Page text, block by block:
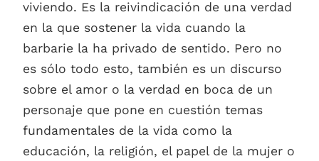
viviendo. Es la reivindicación de una verdad
en la que sostener la vida cuando la
barbarie la ha privado de sentido. Pero no
es sólo todo esto, también es un discurso
sobre el amor o la verdad en boca de un
personaje que pone en cuestión temas
fundamentales de la vida como la
educación, la religión, el papel de la mujer o